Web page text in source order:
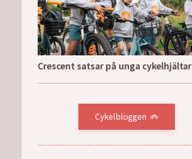
Crescent satsar på unga cykelhjältar
Cykelbloggen